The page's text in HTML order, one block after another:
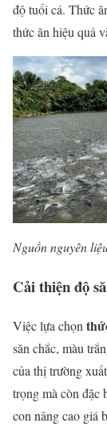
độ tuổi cá. Thức
thức ăn hiệu quả
Nguồn nguyên
Cải thiện độ
Việc lựa chọn
săn chắc, màu
của thị trường
trọng mà còn đặc
con nâng cao giá